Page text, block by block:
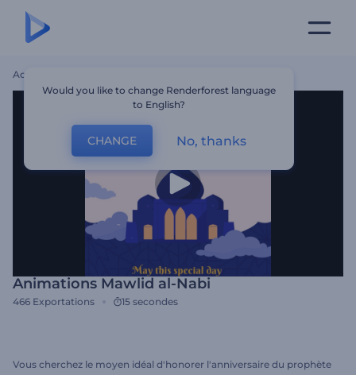
Accueil
Animations Mawlid al-Nabi
466 Exportations 15 secondes
Vous cherchez le moyen idéal d'honorer l'anniversaire du prophète
Would you like to change Renderforest language
to English?
CHANGE No, thanks